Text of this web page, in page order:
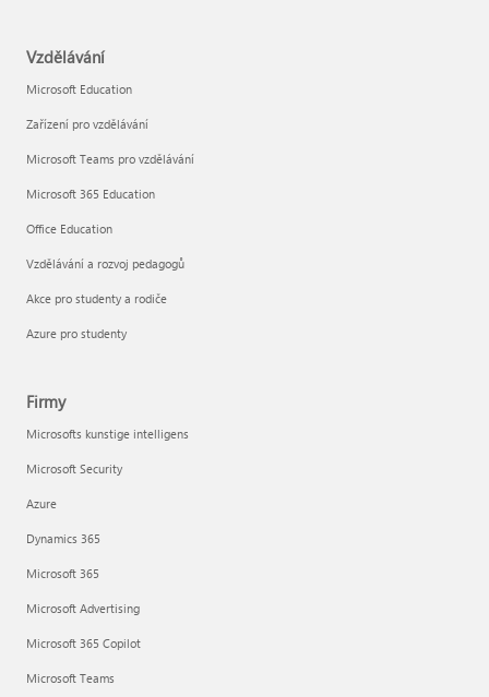
Vzdělávání
Microsoft Education
Zařízení pro vzdělávání
Microsoft Teams pro vzdělávání
Microsoft 365 Education
Office Education
Vzdělávání a rozvoj pedagogů
Akce pro studenty a rodiče
Azure pro studenty
Firmy
Microsofts kunstige intelligens
Microsoft Security
Azure
Dynamics 365
Microsoft 365
Microsoft Advertising
Microsoft 365 Copilot
Microsoft Teams